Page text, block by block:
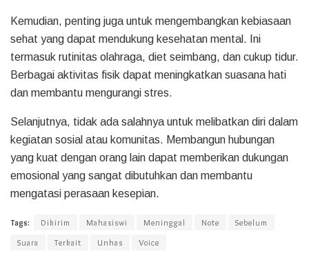
Kemudian, penting juga untuk mengembangkan kebiasaan
sehat yang dapat mendukung kesehatan mental. Ini
termasuk rutinitas olahraga, diet seimbang, dan cukup tidur.
Berbagai aktivitas fisik dapat meningkatkan suasana hati
dan membantu mengurangi stres.
Selanjutnya, tidak ada salahnya untuk melibatkan diri dalam
kegiatan sosial atau komunitas. Membangun hubungan
yang kuat dengan orang lain dapat memberikan dukungan
emosional yang sangat dibutuhkan dan membantu
mengatasi perasaan kesepian.
Tags: Dikirim Mahasiswi Meninggal Note
Sebelum
Suara
Terkait Unhas Voice